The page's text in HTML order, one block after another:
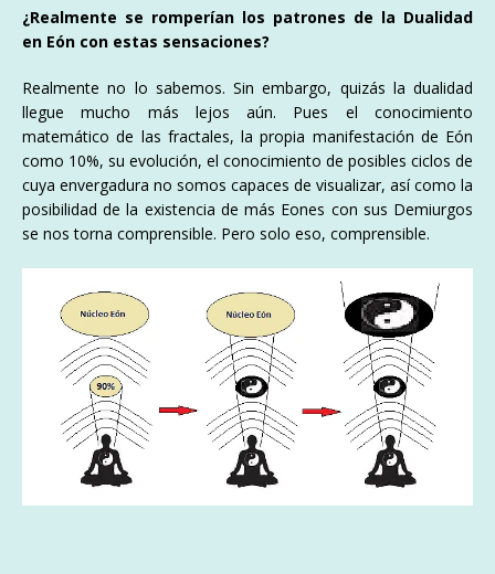
¿Realmente se romperían los patrones de la Dualidad
en Eón con estas sensaciones?
Realmente no lo sabemos. Sin embargo, quizás la dualidad
llegue mucho más lejos aún. Pues el conocimiento
matemático de las fractales, la propia manifestación de Eón
como 10%, su evolución, el conocimiento de posibles ciclos de
cuya envergadura no somos capaces de visualizar, así como la
posibilidad de la existencia de más Eones con sus Demiurgos
se nos torna comprensible. Pero solo eso, comprensible.